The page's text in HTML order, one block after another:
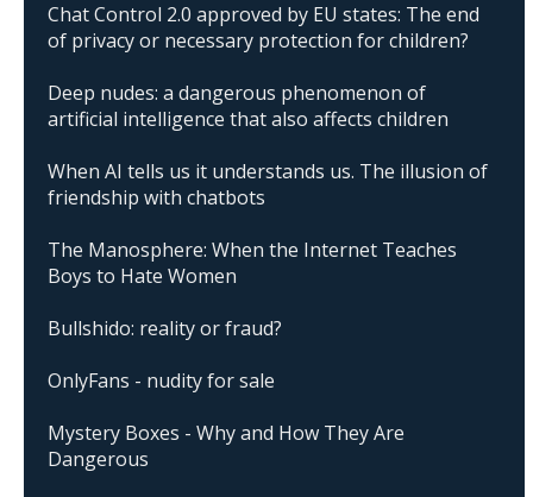
Chat Control 2.0 approved by EU states: The end
of privacy or necessary protection for children?
Deep nudes: a dangerous phenomenon of
artificial intelligence that also affects children
When AI tells us it understands us. The illusion of
friendship with chatbots
The Manosphere: When the Internet Teaches
Boys to Hate Women
Bullshido: reality or fraud?
OnlyFans - nudity for sale
Mystery Boxes - Why and How They Are
Dangerous